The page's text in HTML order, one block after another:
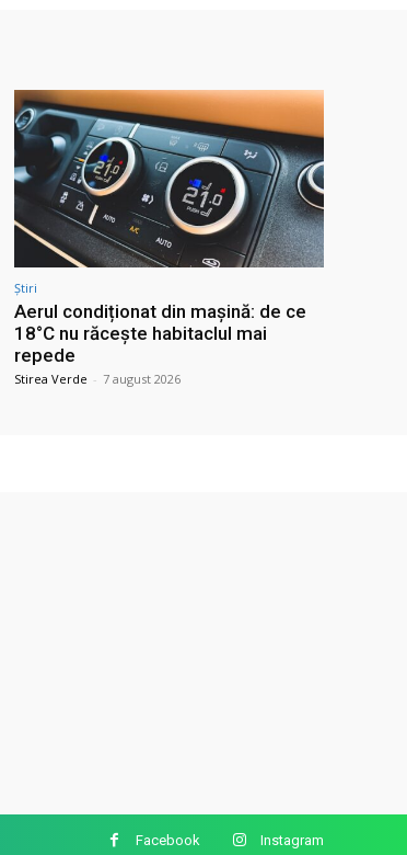
Știri
Aerul condiționat din mașină: de ce
18°C nu răcește habitaclul mai
repede
Stirea Verde - 7 august 2026
Facebook Instagram